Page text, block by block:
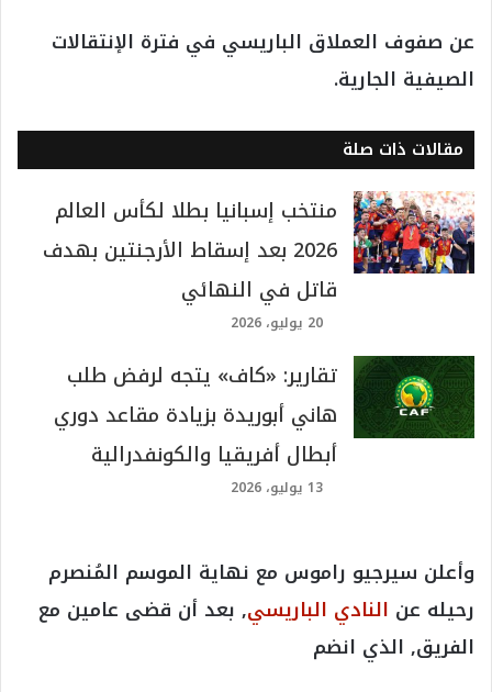
عن صفوف العملاق الباريسي في فترة الإنتقالات
الصيفية الجارية.
مقالات ذات صلة
منتخب إسبانيا بطلا لكأس العالم
2026 بعد إسقاط الأرجنتين بهدف
قاتل في النهائي
20 يوليو، 2026
تقارير: «كاف» يتجه لرفض طلب
هاني أبوريدة بزيادة مقاعد دوري
أبطال أفريقيا والكونفدرالية
13 يوليو، 2026
وأعلن سيرجيو راموس مع نهاية الموسم المُنصرم
رحيله عن النادي الباريسي, بعد أن قضى عامين مع
الفريق, الذي انضم